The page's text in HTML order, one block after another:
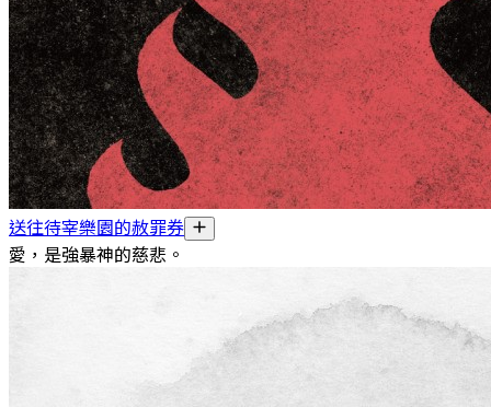
送往待宰樂園的赦罪券
愛，是強暴神的慈悲。